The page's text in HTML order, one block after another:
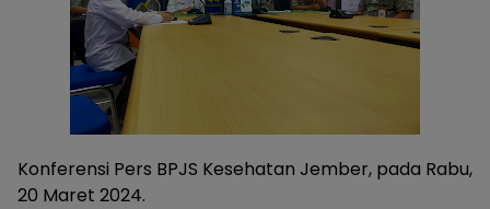
Konferensi Pers BPJS Kesehatan Jember, pada Rabu,
20 Maret 2024.